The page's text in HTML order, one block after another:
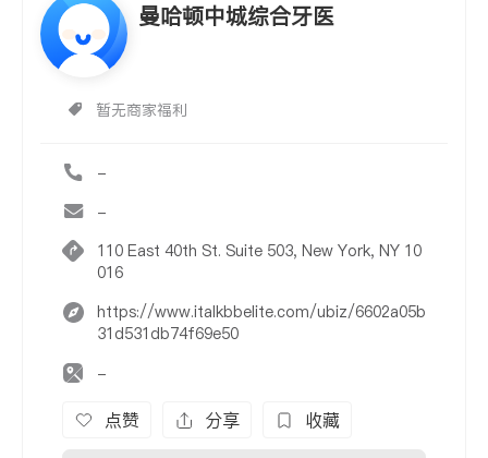
曼哈顿中城综合牙医
暂无商家福利
-
-
110 East 40th St. Suite 503, New York, NY 10
016
https://www.italkbbelite.com/ubiz/6602a05b
31d531db74f69e50
-
点赞 分享 收藏